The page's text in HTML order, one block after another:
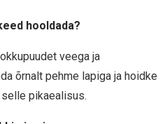
hooldada?
veega ja
õrnalt pehme lapiga ja hoidke
pikaealisus.